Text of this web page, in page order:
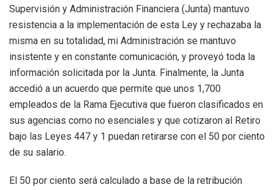
Supervisión y Administración Financiera (Junta) mantuvo
resistencia a la implementación de esta Ley y rechazaba la
misma en su totalidad, mi Administración se mantuvo
insistente y en constante comunicación, y proveyó toda la
información solicitada por la Junta. Finalmente, la Junta
accedió a un acuerdo que permite que unos 1,700
empleados de la Rama Ejecutiva que fueron clasificados en
sus agencias como no esenciales y que cotizaron al Retiro
bajo las Leyes 447 y 1 puedan retirarse con el 50 por ciento
de su salario.
El 50 por ciento será calculado a base de la retribución